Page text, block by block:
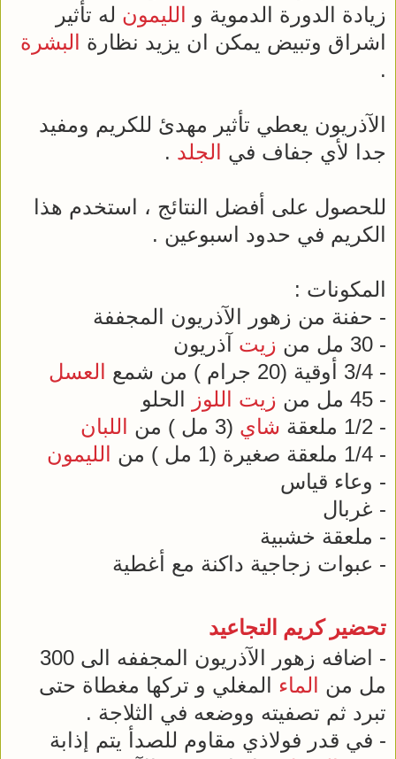
زيادة الدورة الدموية و الليمون له تأثير
اشراق وتبيض يمكن ان يزيد نظارة البشرة
.
الآذريون يعطي تأثير مهدئ للكريم ومفيد
جدا لأي جفاف في الجلد .
للحصول على أفضل النتائج ، استخدم هذا
الكريم في حدود اسبوعين .
المكونات :
- حفنة من زهور الآذريون المجففة
- 30 مل من
زيت آذريون
- 3/4 أوقية (20 جرام ) من شمع
العسل
- 45 مل من
زيت اللوز الحلو
- 1/2 ملعقة
شاي (3 مل ) من
اللبان
- 1/4 ملعقة صغيرة (1 مل ) من
الليمون
- وعاء قياس
- غربال
- ملعقة خشبية
- عبوات زجاجية داكنة مع أغطية
تحضير كريم التجاعيد
- اضافه زهور الآذريون المجففه الى 300
مل من الماء المغلي و تركها مغطاة حتى
تبرد ثم تصفيته ووضعه في الثلاجة .
- في قدر فولاذي مقاوم للصدأ يتم إذابة